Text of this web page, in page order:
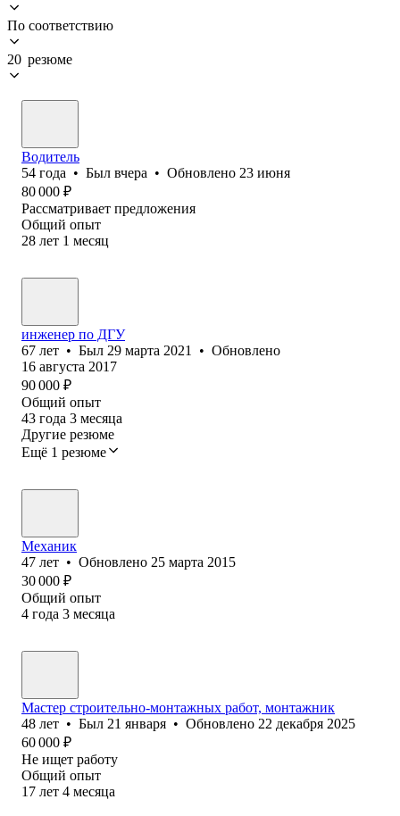
По соответствию
20 резюме
Водитель
54 года • Был вчера • Обновлено 23 июня
80 000 ₽
Рассматривает предложения
Общий опыт
28 лет 1 месяц
инженер по ДГУ
67 лет • Был 29 марта 2021 • Обновлено
16 августа 2017
90 000 ₽
Общий опыт
43 года 3 месяца
Другие резюме
Ещё 1 резюме
Механик
47 лет • Обновлено 25 марта 2015
30 000 ₽
Общий опыт
4 года 3 месяца
Мастер строительно-монтажных работ, монтажник
48 лет • Был 21 января • Обновлено 22 декабря 2025
60 000 ₽
Не ищет работу
Общий опыт
17 лет 4 месяца